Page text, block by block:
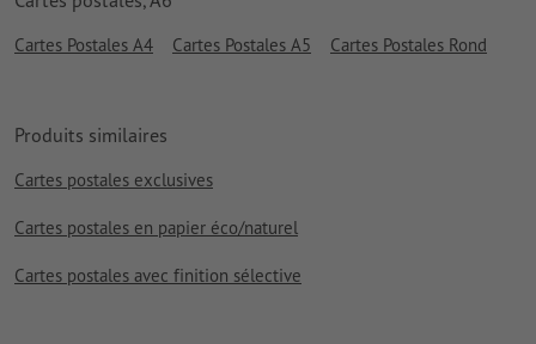
Cartes Postales A4 Cartes Postales A5 Cartes Postales Rond
Produits similaires
Cartes postales exclusives
Cartes postales en papier éco/naturel
Cartes postales avec finition sélective